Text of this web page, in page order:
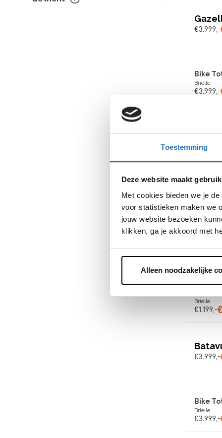
Toestemming
Deze website maakt
Met cookies bieden we je
voor statistieken maken we
jouw website bezoeken
klikken, ga je akkoord met
Alleen noodzakelijke
€3.999,-
Bike
Brielle
€3.999,-
Bike
Brielle
€1 199,-
€1.199,-
Brielle
€1.199,-€
€3.999,-
Bike
Brielle
€3.999,-